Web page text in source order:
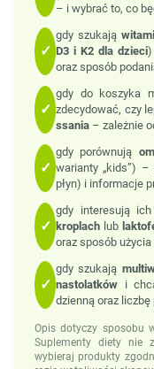
– i wybrać to, co
✓
gdy szukają
D3 i K2 dla dzieci)
oraz sposób
✓
gdy do koszyka
zdecydować, czy
ssania – zależnie
✓
gdy porównują
warianty „kids”)
płyn) i informacje
✓
gdy interesują
kroplach lub
oraz sposób
✓
gdy szukają
nastolatków i
dzienną oraz
Opis dotyczy sposobu
Suplementy diety nie
wybieraj produkty